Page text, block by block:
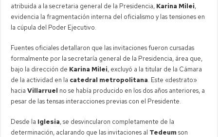
atribuida a la secretaria general de la Presidencia, Karina Milei,
evidencia la fragmentación interna del oficialismo y las tensiones en
la cúpula del Poder Ejecutivo.
Fuentes oficiales detallaron que las invitaciones fueron cursadas
formalmente por la secretaría general de la Presidencia, área que,
bajo la dirección de Karina Milei, excluyó a la titular de la Cámara
de la actividad en la catedral metropolitana. Este «destrato»
haciaVillarruel no se había producido en los dos años anteriores, a
pesar de las tensas interacciones previas con el Presidente.
Desde la Iglesia, se desvincularon completamente de la
determinación, aclarando que las invitaciones al Tedeum son